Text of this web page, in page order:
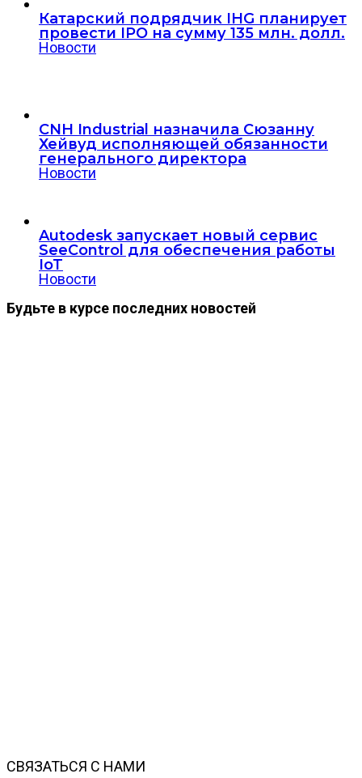
Катарский подрядчик IHG планирует
провести IPO на сумму 135 млн. долл.
Новости
CNH Industrial назначила Сюзанну
Хейвуд исполняющей обязанности
генерального директора
Новости
Autodesk запускает новый сервис
SeeControl для обеспечения работы
IoT
Новости
Будьте в курсе последних новостей
СВЯЗАТЬСЯ С НАМИ